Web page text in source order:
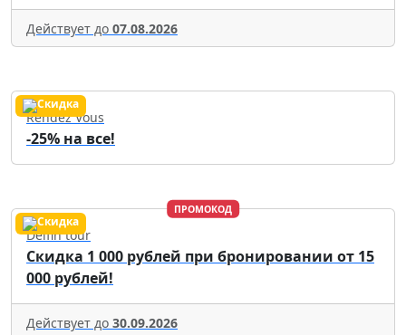
Действует до 07.08.2026
Rendez Vous
-25% на все!
ПРОМОКОД
Delfin tour
Скидка 1 000 рублей при бронировании от 15
000 рублей!
Действует до 30.09.2026